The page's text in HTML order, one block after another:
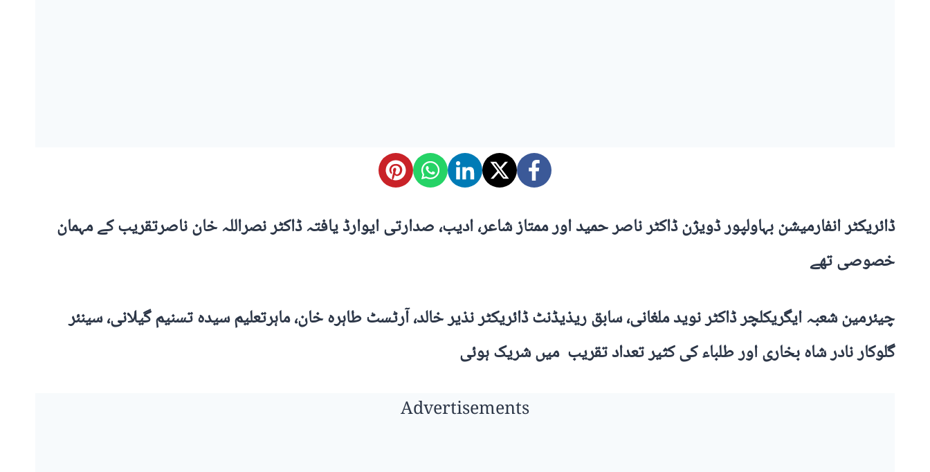
ڈائریکٹر انفارمیشن بہاولپور ڈویژن ڈاکٹر ناصر حمید اور ممتاز شاعر، ادیب، صدارتی ایوارڈ یافتہ ڈاکٹر نصراللہ خان ناصرتقریب کے مہمان
خصوصی تھے
چیئرمین شعبہ ایگریکلچر ڈاکٹر نوید ملغانی، سابق ریذیڈنٹ ڈائریکٹر نذیر خالد، آرٹسٹ طاہرہ خان، ماہرتعلیم سیدہ تسنیم گیلانی، سینئر
گلوکار نادر شاہ بخاری اور طلباء کی کثیر تعداد تقریب میں شریک ہوئی
Advertisements